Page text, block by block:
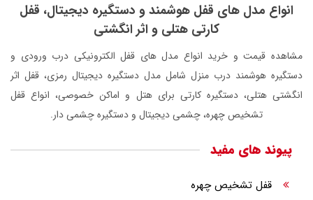
انواع مدل های قفل هوشمند و دستگیره دیجیتال، قفل
کارتی هتلی و اثر انگشتی
مشاهده قیمت و خرید انواع مدل های قفل الکترونیکی درب ورودی و
دستگیره هوشمند درب منزل شامل مدل دستگیره دیجیتال رمزی، قفل اثر
انگشتی هتلی، دستگیره کارتی برای هتل و اماکن خصوصی، انواع قفل
تشخیص چهره، چشمی دیجیتال و دستگیره چشمی دار.
پیوند های مفید
قفل تشخیص چهره